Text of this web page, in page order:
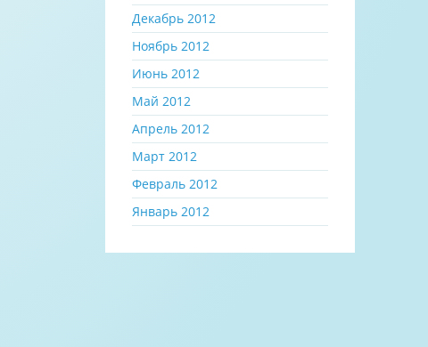
Декабрь 2012
Ноябрь 2012
Июнь 2012
Май 2012
Апрель 2012
Март 2012
Февраль 2012
Январь 2012